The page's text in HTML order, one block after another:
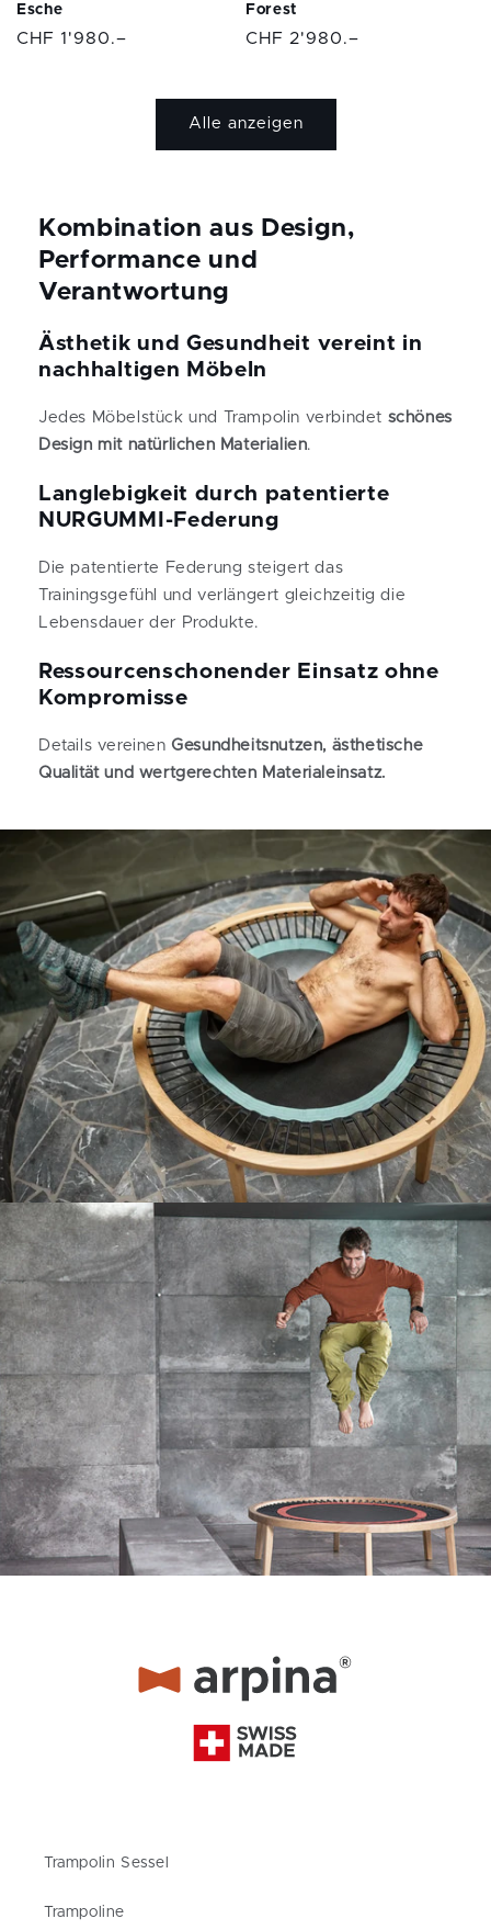
Esche
Normaler
CHF 1'980.–
Forest
Normaler
CHF 2'980.–
Alle anzeigen
Kombination aus Design,
Performance und
Verantwortung
Ästhetik und Gesundheit vereint in
nachhaltigen Möbeln
Jedes Möbelstück und Trampolin verbindet schönes
Design mit natürlichen Materialien.
Langlebigkeit durch patentierte
NURGUMMI-Federung
Die patentierte Federung steigert das
Trainingsgefühl und verlängert gleichzeitig die
Lebensdauer der Produkte.
Ressourcenschonender Einsatz ohne
Kompromisse
Details vereinen Gesundheitsnutzen, ästhetische
Qualität und wertgerechten Materialeinsatz.
Trampolin Sessel
Trampoline